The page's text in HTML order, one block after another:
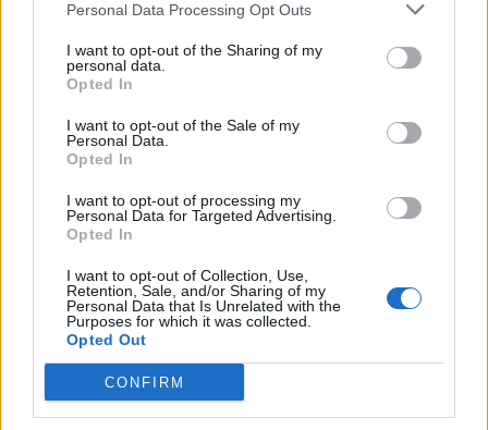
Personal Data Processing Opt Outs
I want to opt-out of the Sharing of my
personal data.
Opted In
I want to opt-out of the Sale of my
Personal Data.
Opted In
I want to opt-out of processing my
Personal Data for Targeted Advertising.
Opted In
I want to opt-out of Collection, Use,
Retention, Sale, and/or Sharing of my
Personal Data that Is Unrelated with the
Purposes for which it was collected.
Opted Out
CONFIRM
GARANZIA DEL FONDO A VALERE SULLA SEZIONE
SPECIALE DI CUI ALL’ARTICOLO 56 DEL DECRETO-LEGGE
DEL 17 MARZO 2020 N. 18
Banca del Mezzogiorno MedioCredito Centrale S.p.A.
494 euro
esenzioni fiscali e crediti d'imposta adottati a
seguito della crisi economica causata dall'epidemia di
agenzia delle entrate
169 euro
2021-10-06
GARANZIA DEL FONDO A VALERE SULLA SEZIONE
SPECIALE DI CUI ALL’ARTICOLO 56 DEL DECRETO-LEGGE
DEL 17 MARZO 2020 N. 18